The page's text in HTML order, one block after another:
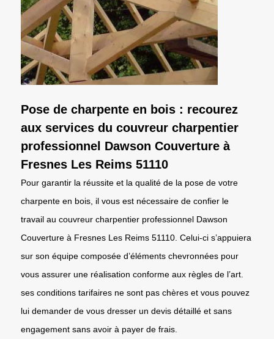
Pose de charpente en bois : recourez
aux services du couvreur charpentier
professionnel Dawson Couverture à
Fresnes Les Reims 51110
Pour garantir la réussite et la qualité de la pose de votre
charpente en bois, il vous est nécessaire de confier le
travail au couvreur charpentier professionnel Dawson
Couverture à Fresnes Les Reims 51110. Celui-ci s’appuiera
sur son équipe composée d’éléments chevronnées pour
vous assurer une réalisation conforme aux règles de l’art.
ses conditions tarifaires ne sont pas chères et vous pouvez
lui demander de vous dresser un devis détaillé et sans
engagement sans avoir à payer de frais.